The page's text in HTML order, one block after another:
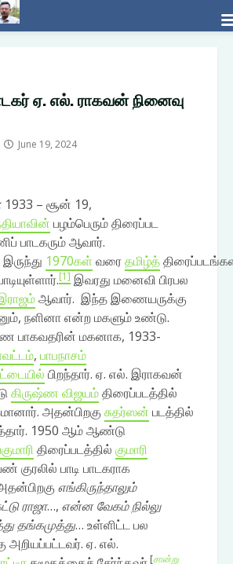
ஏ. எல். ராகவன் நினைவு
June 19, 2024
1933 – சூன் 19,
பழம்பெரும் திரைப்பட
பாடகரும் ஆவார்.
இருந்து 1970கள் வரைதமிழ்த்
[1] இவரது மனைவி பிரபல
ஆவார். இந்த இணையருக்கு
நளினா என்ற மகளும் உண்டு.
பாகவதரின் மகனாக, 1933-
, பாபநாசம்
பிறந்தார். ஏ. எல். இராகவன்
கிருஷ்ண விஜயம்திரைப்படத்தில்
அதன்பிறகு சுதர்ஸன் படத்தில்
1950 ஆம் ஆண்டு
திரைப்படத்தில் குமாரி
குரலில் பாடி பாடகராக
எங்கிருந்தாலும்
ராஜா…, என்ன வேகம் நில்லு
தங்கமுத்து… உள்ளிட்ட பல
அறியப்பட்டவர். ஏ. எல்.
[சான்று